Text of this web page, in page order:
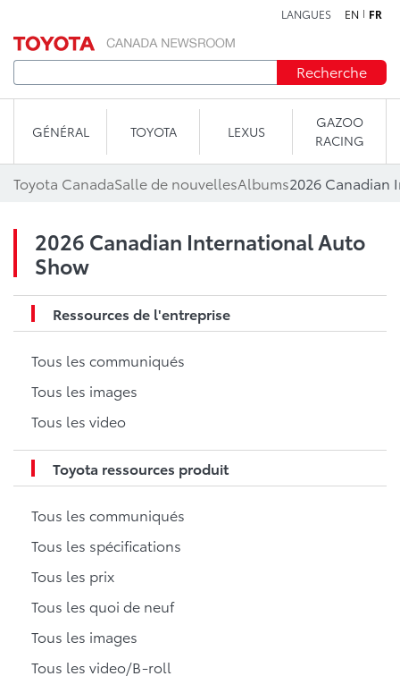
LANGUES EN FR
Recherche
GÉNÉRAL TOYOTA LEXUS
GAZOO
RACING
Toyota CanadaSalle de nouvellesAlbums2026 Canadian
2026 Canadian International Auto
Show
Ressources de l'entreprise
Tous les communiqués
Tous les images
Tous les video
Toyota ressources produit
Tous les communiqués
Tous les spécifications
Tous les prix
Tous les quoi de neuf
Tous les images
Tous les video/B-roll